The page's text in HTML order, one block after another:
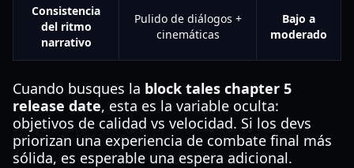
Consistencia
del ritmo
narrativo
Pulido de diálogos +
cinemáticas
Bajo a
moderado
Cuando busques la block tales chapter 5
release date, esta es la variable oculta:
objetivos de calidad vs velocidad. Si los devs
priorizan una experiencia de combate final más
sólida, es esperable una espera adicional.